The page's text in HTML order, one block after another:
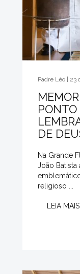
Padre Léo | 23
PONTO
DE
Na Grande
João
religioso ...
LEIA MAIS